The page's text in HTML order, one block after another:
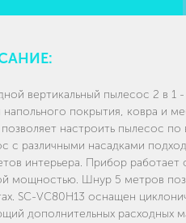
вертикальный пылесос 2 в
напольного покрытия, ковра и
позволяет настроить пылесос
с различными насадками
интерьера. Прибор
мощностью. Шнур 5 метров
SC-VC80H13 оснащен
дополнительных расходных